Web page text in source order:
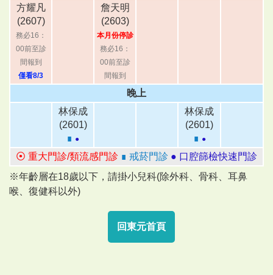
方耀凡
(2607)
務必16：
00前至診
間報到
僅看8/3
詹天明
(2603)
本月份停診
務必16：
00前至診
間報到
晚上
林保成
(2601)
∎ ●
林保成
(2601)
∎ ●
⦿ 重大門診/類流感門診 ∎ 戒菸門診 ● 口腔篩檢快速門診
※年齡層在18歲以下，請掛小兒科(除外科、骨科、耳鼻
喉、復健科以外)
回東元首頁